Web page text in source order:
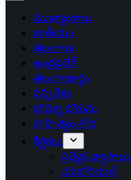
ముఖ్యాంశాలు
జాతీయం
తెలంగాణ
ఆంధ్రప్రదేశ్
తెలంగాణార్థం
సన్నివేశం
బొమ్మా బొరుసు
సాహిత్యం-శోభ
శీర్షికలు
ప్రత్యేక వ్యాసాలు
ఎడిటోరియల్